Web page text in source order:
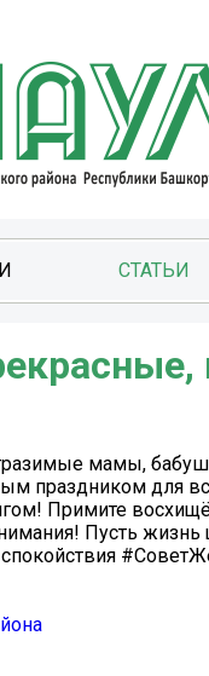
СТАТЬИ
мамы,
праздником для
Примите
Пусть